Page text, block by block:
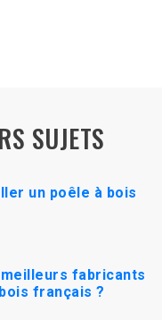
SUJETS
un poêle à bois
fabricants
français ?